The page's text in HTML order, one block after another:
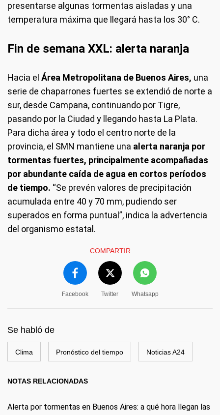
presentarse algunas tormentas aisladas y una
temperatura máxima que llegará hasta los 30° C.
Fin de semana XXL: alerta naranja
Hacia el Área Metropolitana de Buenos Aires, una
serie de chaparrones fuertes se extendió de norte a
sur, desde Campana, continuando por Tigre,
pasando por la Ciudad y llegando hasta La Plata.
Para dicha área y todo el centro norte de la
provincia, el SMN mantiene una alerta naranja por
tormentas fuertes, principalmente acompañadas
por abundante caída de agua en cortos períodos
de tiempo. “Se prevén valores de precipitación
acumulada entre 40 y 70 mm, pudiendo ser
superados en forma puntual”, indica la advertencia
del organismo estatal.
COMPARTIR
Facebook Twitter Whatsapp
Se habló de
Clima Pronóstico del tiempo Noticias A24
NOTAS RELACIONADAS
Alerta por tormentas en Buenos Aires: a qué hora llegan las